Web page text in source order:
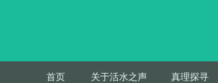
首页 关于活水之声 真理探寻